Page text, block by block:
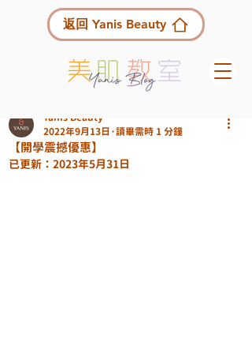
返回 Yanis Beauty
【開學震撼優惠】
Yanis Beauty
2022年9月13日 讀畢需時 1 分鐘
已更新： 2023年5月31日